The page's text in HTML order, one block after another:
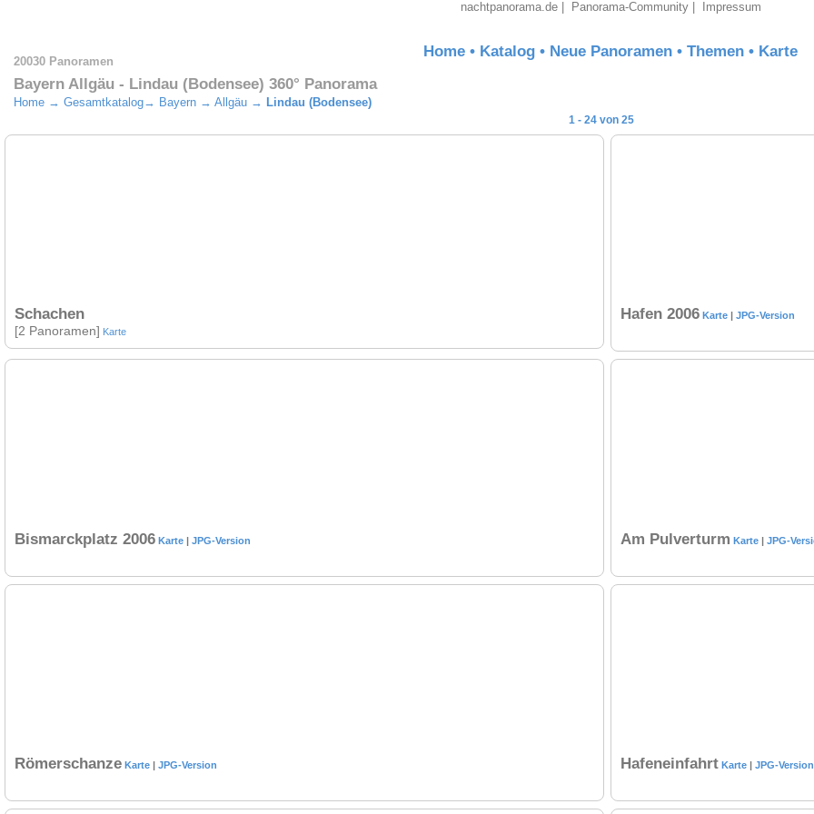
nachtpanorama.de| Panorama-Community| Impressum
20030 Panoramen
Home • Katalog • Neue Panoramen • Themen • Karte
Bayern Allgäu - Lindau (Bodensee) 360° Panorama
Home → Gesamtkatalog→ Bayern → Allgäu → Lindau (Bodensee)
1 - 24 von 25
Schachen
[2 Panoramen] Karte
Hafen 2006 Karte JPG-Version
Bismarckplatz 2006 Karte | JPG-Version Am Pulverturm Karte | JPG-
Römerschanze Karte | JPG-Version Hafeneinfahrt Karte | JPG-Version